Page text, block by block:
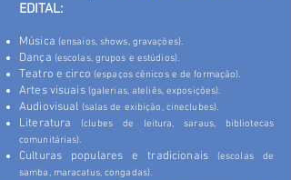
EDITAL:
Música (ensaios, shows, gravações).​
Dança (escolas, grupos e estúdios).
Teatro e circo (espaços cênicos e de formação).
Artes visuais (galerias, ateliês, exposições).
Audiovisual (salas de exibição, cineclubes).
Literatura(clubes de leitura, saraus, bibliotecas
comunitárias).
Culturas populares e tradicionais
(escolas de
samba, maracatus, congadas).